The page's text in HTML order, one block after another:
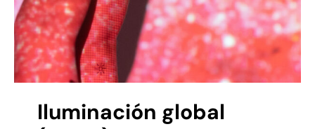
Iluminación global